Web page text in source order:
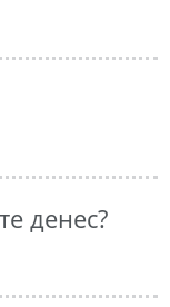
денес?